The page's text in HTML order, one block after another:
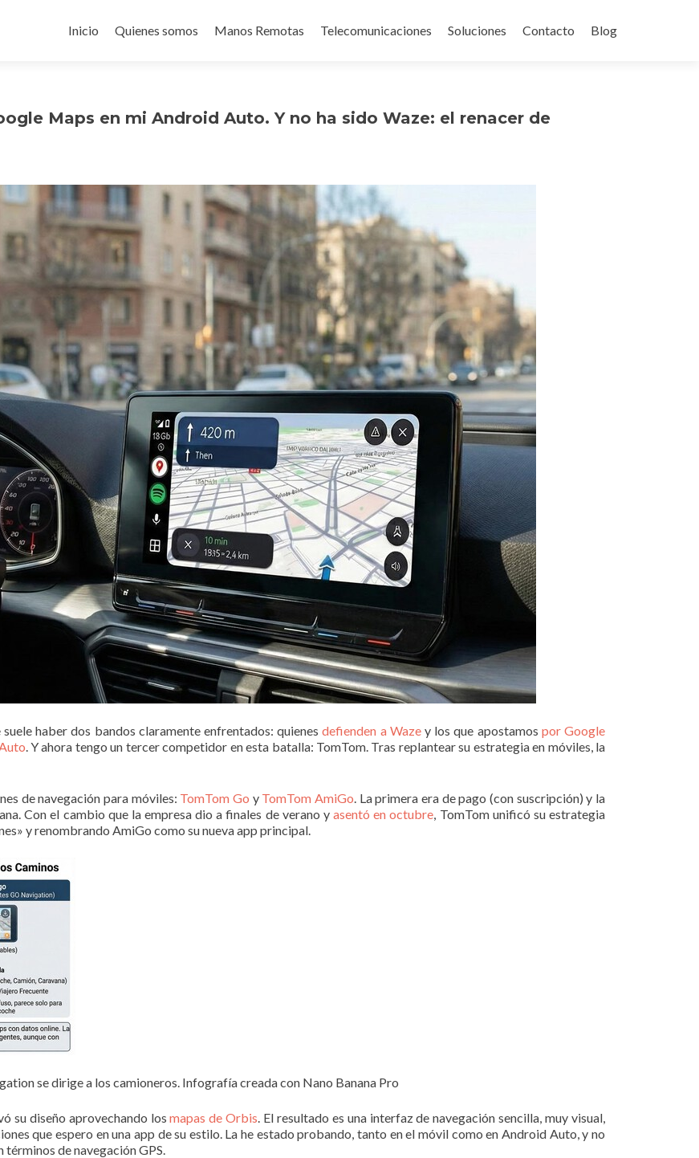
al
Inicio Quienes somos Manos Remotas Telecomunicaciones Soluciones Contacto Blog
Maps en mi Android Auto. Y no ha sido Waze: el renacer de
suele haber dos bandos claramente enfrentados: quienesdefienden a Wazey los que apostamos por Google
. Y ahora tengo un tercer competidor en esta batalla: TomTom. Tras replantear su estrategia en móviles, la
de navegación para móviles: TomTom Go y TomTom AmiGo. La primera era de pago (con suscripción) y la
Con el cambio que la empresa dio a finales de verano yasentó en octubre, TomTom unificó su estrategia
y renombrando AmiGo como su nueva app principal.
se dirige a los camioneros. Infografía creada con Nano Banana Pro
su diseño aprovechando losmapas de Orbis. El resultado es una interfaz de navegación sencilla, muy visual,
que espero en una app de su estilo. La he estado probando, tanto en el móvil como en Android Auto, y no
términos de navegación GPS.